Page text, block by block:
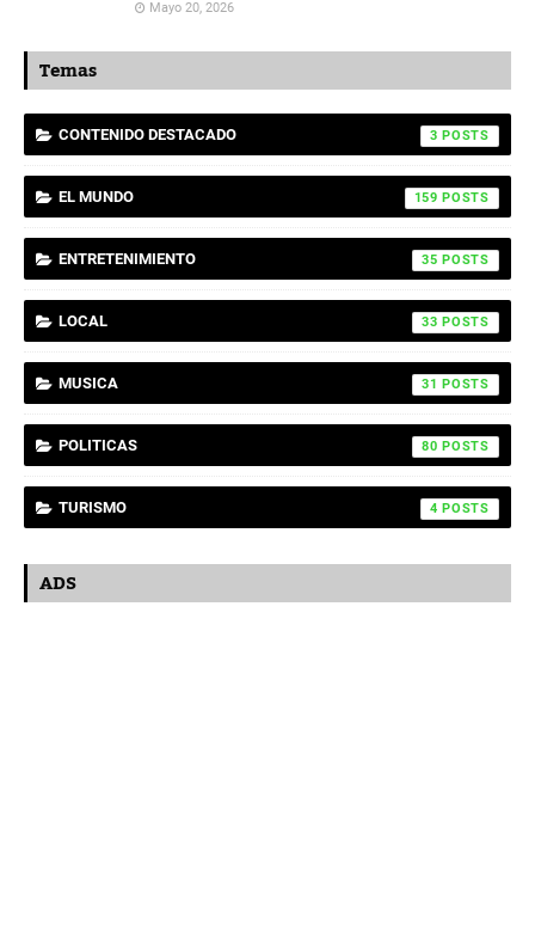
Mayo 20, 2026
Temas
CONTENIDO DESTACADO 3
EL MUNDO 159
ENTRETENIMIENTO 35
LOCAL 33
MUSICA 31
POLITICAS 80
TURISMO 4
ADS